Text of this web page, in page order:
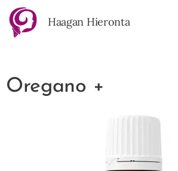
Haagan Hieronta
Oregano +